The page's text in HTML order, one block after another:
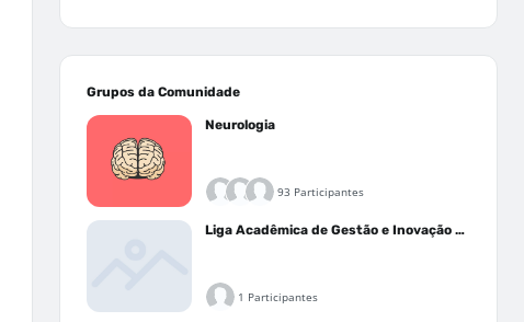
Grupos da Comunidade
Neurologia
93 Participantes
Liga Acadêmica de Gestão e Inovação Médica - LAGIM
1 Participantes